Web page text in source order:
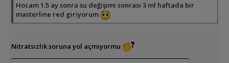
Hocam 1.5 ay sonra su değişimi sonrası 3 ml haftada bir
masterline red giriyorum
Nitratsızlık soruna yol açmıyormu